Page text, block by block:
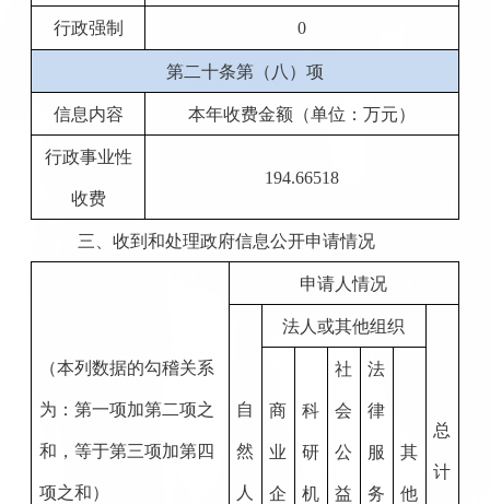
行政强制 0
第二十条第（八）项
信息内容 本年收费金额（单位：万元）
行政事业性
收费
194.66518
三、收到和处理政府信息公开申请情况
（本列数据的勾稽关系
为：第一项加第二项之
和，等于第三项加第四
项之和）
申请人情况
自
然
人
法人或其他组织
总
计
商
业
企
科
研
机
社
会
公
益
法
律
服
务
其
他